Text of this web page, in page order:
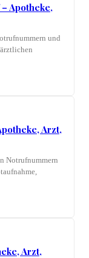
Apotheke,
und
Arzt,
Notrufnummern
Arzt,